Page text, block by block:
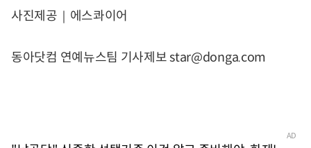
사진제공｜에스콰이어
동아닷컴 연예뉴스팀 기사제보 star@donga.com